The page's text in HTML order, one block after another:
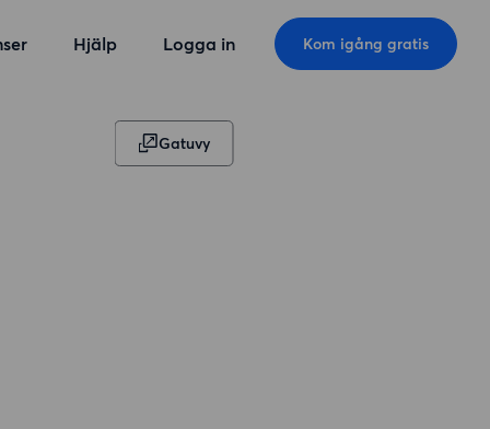
Hjälp Logga in Kom igång gratis
Gatuvy